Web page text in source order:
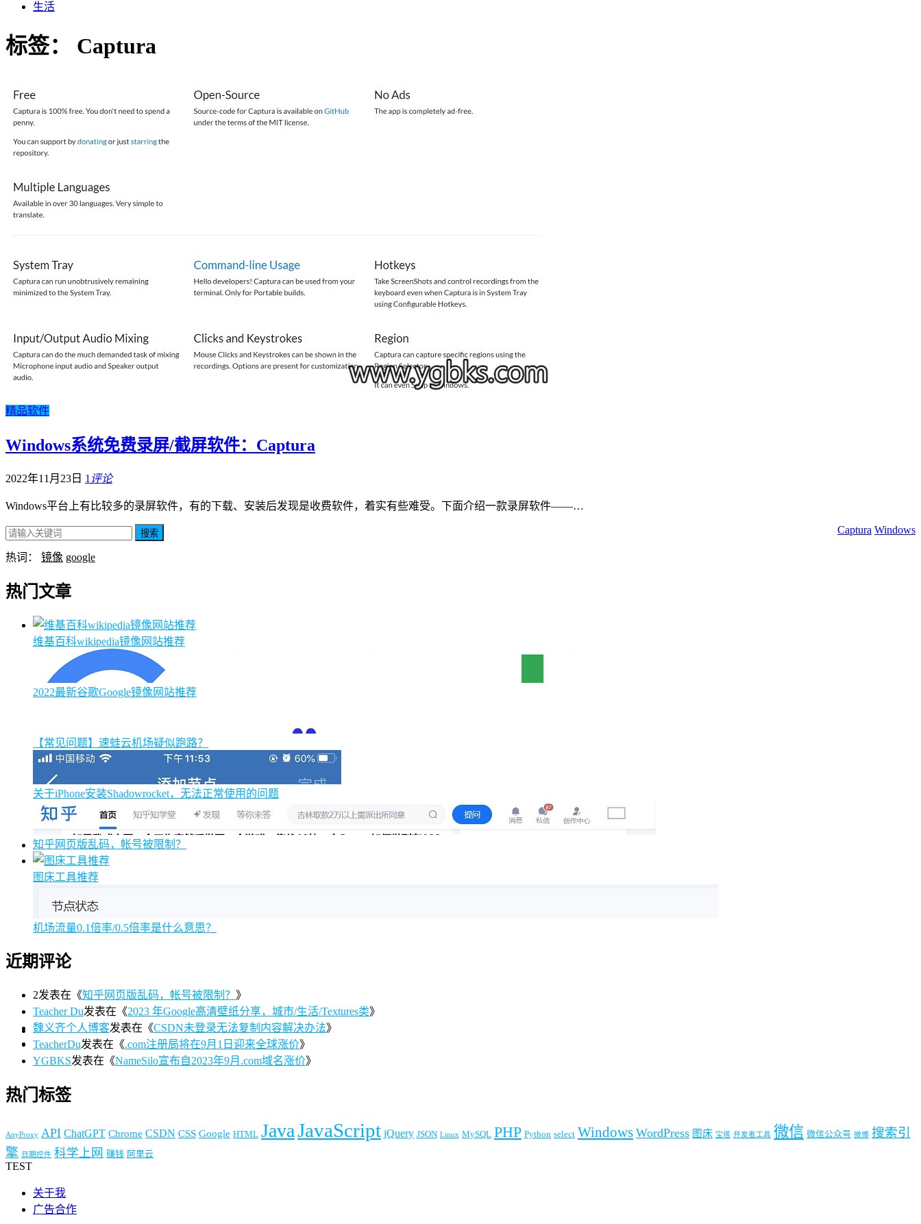
生活
标签： Captura
精品软件
Windows系统免费录屏/截屏软件：Captura
2022年11月23日 1 评论
Windows平台上有比较多的录屏软件，有的下载、安装后发现是收费软件，着实有些难受。下面介绍一款录屏软件——…
Captura Windows
搜索
热词： 镜像 google
热门文章
维基百科wikipedia镜像网站推荐
2022最新谷歌Google镜像网站推荐
【常见问题】速蛙云机场疑似跑路？
关于iPhone安装Shadowrocket，无法正常使用的问题
知乎网页版乱码，帐号被限制？
图床工具推荐
机场流量0.1倍率/0.5倍率是什么意思？
近期评论
2发表在《知乎网页版乱码，帐号被限制？ 》
Teacher Du发表在《2023 年Google高清壁纸分享，城市/生活/Textures类》
魏义齐个人博客发表在《CSDN未登录无法复制内容解决办法》
TeacherDu发表在《.com注册局将在9月1日迎来全球涨价》
YGBKS发表在《NameSilo宣布自2023年9月.com域名涨价》
热门标签
AnyProxy API ChatGPT Chrome CSDN CSS Google HTML JavaJavaScript jQuery JSON Linux MySQL PHP Python select Windows WordPress 图床 宝塔 开发者工具 微信 微信公众号 微博 搜索引
擎
日期控件 科学上网 赚钱 阿里云
TEST
关于我
广告合作